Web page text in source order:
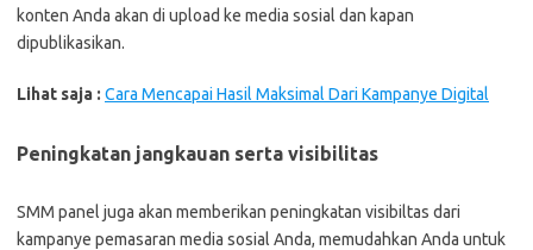
konten Anda akan di upload ke media sosial dan kapan
dipublikasikan.
Lihat saja : Cara Mencapai Hasil Maksimal Dari Kampanye Digital
Peningkatan jangkauan serta visibilitas
SMM panel juga akan memberikan peningkatan visibiltas dari
kampanye pemasaran media sosial Anda, memudahkan Anda untuk